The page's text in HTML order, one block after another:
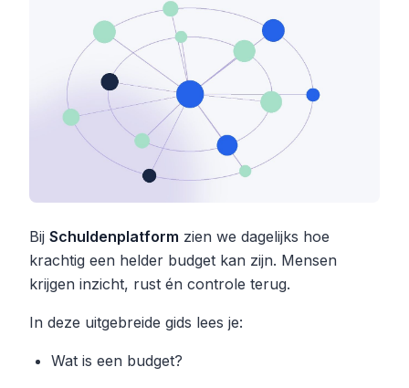
Bij Schuldenplatform zien we dagelijks hoe
krachtig een helder budget kan zijn. Mensen
krijgen inzicht, rust én controle terug.
In deze uitgebreide gids lees je:
Wat is een budget?